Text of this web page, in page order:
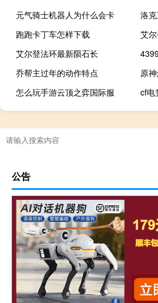
元气骑士机器人为什么会卡
洛
跑跑卡丁车怎样下载
艾
艾尔登法环最新陨石长
乔帮主过年的动作特点
原
怎么玩手游云顶之弈国际服
cf电
公告